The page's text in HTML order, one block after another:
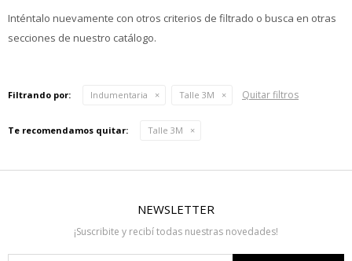
Inténtalo nuevamente con otros criterios de filtrado o busca en otras
secciones de nuestro catálogo.
Filtrando por: Indumentaria Talle 3M Quitar filtros
Te recomendamos quitar: Talle 3M
NEWSLETTER
¡Suscribite y recibí todas nuestras novedades!